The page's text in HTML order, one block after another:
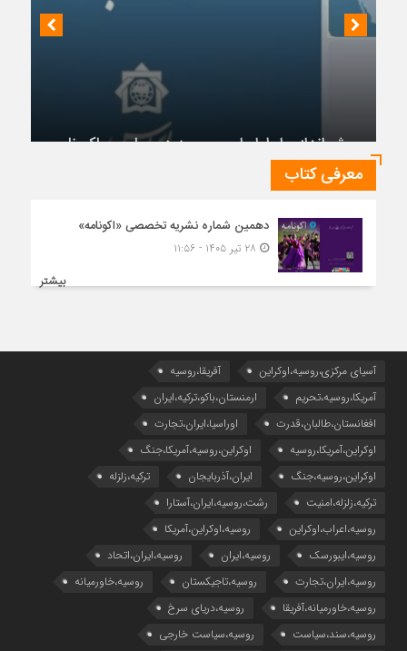
چشم‌انداز روابط ایران و روسیه در جهان پساکرونا
معرفی کتاب
دهمین شماره نشریه تخصصی «اکونامه»
بیشتر
آسیای مرکزی،روسیه،اوکراین
آفریقا،روسیه
آمریکا،روسیه،تحریم
ارمنستان،باکو،ترکیه،ایران
افغانستان،طالبان،قدرت
اوراسیا،ایران،تجارت
اوکراین،آمریکا،روسیه
اوکراین،روسیه،آمریکا،جنگ
اوکراین،روسیه،جنگ
ایران،آذربایجان
ترکیه،زلزله
ترکیه،زلزله،امنیت
رشت،روسیه،ایران،آستارا
روسیه،اعراب،اوکراین
روسیه،اوکراین،آمریکا
روسیه،ایبورسک
روسیه،ایران
روسیه،ایران،اتحاد
روسیه،ایران،تجارت
روسیه،تاجیکستان
روسیه،خاورمیانه
روسیه،خاورمیانه،آفریقا
روسیه،دریای سرخ
روسیه،سند،سیاست
روسیه،سیاست خارجی